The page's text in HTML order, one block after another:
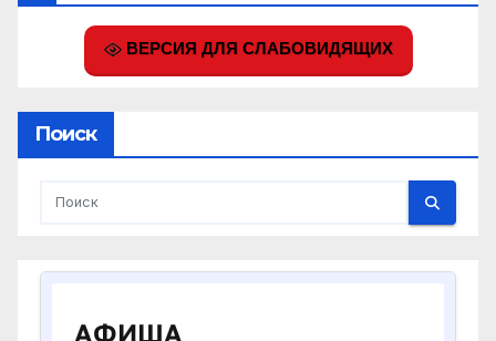
ВЕРСИЯ ДЛЯ СЛАБОВИДЯЩИХ
Поиск